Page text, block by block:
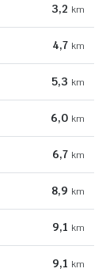
3,2 km
4,7 km
5,3 km
6,0 km
6,7 km
8,9 km
9,1 km
9,1 km